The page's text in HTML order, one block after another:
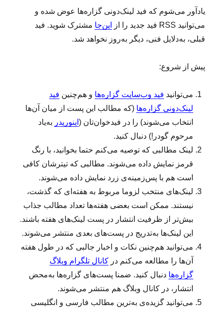
س
یادآور می‌شوم که فید لینک‌دونی گزاره‌ها عوض شده و
می‌توانید RSS فید جدید را از
این‌جا مشترک شوید. فید
قبلی، به‌دلایل فنی، دیگر به‌روز نخواهد شد.
پیش از شروع:
می‌توانید فید وب‌سایت گزاره‌ها و هم‌چنین فید
لینک‌دونی گزاره‌ها (که مطالب این پست از میان آن‌ها
انتخاب می‌شوند) را در فیدخوان‌تان ( اینوریدر به‌یاد
مرحوم گودر!) دنبال کنید.
لینک‌ مطالبی که توصیه می‌کنم حتما بخوانید، با رنگ
قرمز نمایش داده می‌شوند. مطالبی که تیترشان کافی
است هم با پس‌زمینه‌ی زرد نمایش داده می‌شوند.
لینک‌‌های منتخب لزوما مربوط به هفته‌ای که گذشت،
نیستند. ممکن است بعضی هفته‌ها تعداد مطالب جذاب
بیش‌تر از ظرفیت انتشار در پست لینک‌های هفته باشند.
این لینک‌ها به‌تدریج در پست‌های بعدی منتشر می‌شوند.
می‌توانید هم‌چنین نکات و اخبار جالبی که در طول هفته
آن‌ها را مطالعه می‌کنم درکانال تلگرام وبلاگ
گزاره‌ها دنبال کنید. ضمنا پست‌های گزاره‌ها به‌محض
انتشار، در کانال وبلاگ هم منتشر می‌شوند.
می‌توانید گزیده‌ی به‌ترین مطالب فارسی و انگلیسی